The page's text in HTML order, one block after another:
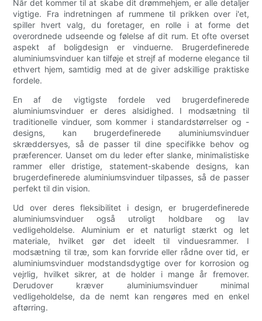
Når det kommer til at skabe dit drømmehjem, er alle detaljer
vigtige. Fra indretningen af ​​rummene til prikken over i'et,
spiller hvert valg, du foretager, en rolle i at forme det
overordnede udseende og følelse af dit rum. Et ofte overset
aspekt af boligdesign er vinduerne. Brugerdefinerede
aluminiumsvinduer kan tilføje et strejf af moderne elegance til
ethvert hjem, samtidig med at de giver adskillige praktiske
fordele.
En af de vigtigste fordele ved brugerdefinerede
aluminiumsvinduer er deres alsidighed. I modsætning til
traditionelle vinduer, som kommer i standardstørrelser og -
designs, kan brugerdefinerede aluminiumsvinduer
skræddersyes, så de passer til dine specifikke behov og
præferencer. Uanset om du leder efter slanke, minimalistiske
rammer eller dristige, statement-skabende designs, kan
brugerdefinerede aluminiumsvinduer tilpasses, så de passer
perfekt til din vision.
Ud over deres fleksibilitet i design, er brugerdefinerede
aluminiumsvinduer også utroligt holdbare og lav
vedligeholdelse. Aluminium er et naturligt stærkt og let
materiale, hvilket gør det ideelt til vinduesrammer. I
modsætning til træ, som kan forvride eller rådne over tid, er
aluminiumsvinduer modstandsdygtige over for korrosion og
vejrlig, hvilket sikrer, at de holder i mange år fremover.
Derudover kræver aluminiumsvinduer minimal
vedligeholdelse, da de nemt kan rengøres med en enkel
aftørring.